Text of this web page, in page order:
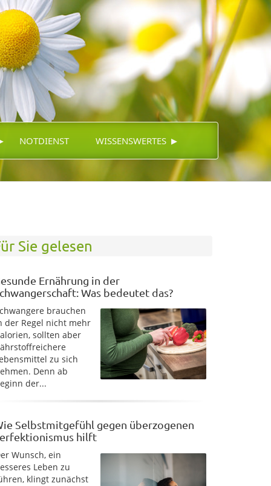
NOTDIENST WISSENSWERTES ▸
Sie gelesen
Ernährung in der
Was bedeutet das?
brauchen
der Regel nicht mehr
sollten aber
zu sich
Denn ab
der...
Selbstmitgefühl gegen überzogenen
hilft
Wunsch, ein
Leben zu
klingt zunächst